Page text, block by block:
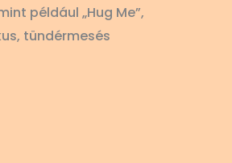
például „Hug Me”,
tündérmesés